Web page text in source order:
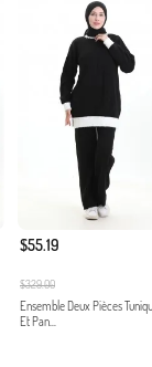
$55.19
$329.00
Ensemble Deux Pièces
Et Pan...